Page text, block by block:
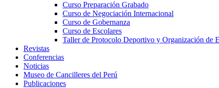
Curso Preparación Grabado
Curso de Negociación Internacional
Curso de Gobernanza
Curso de Escolares
Taller de Protocolo Deportivo y Organización de
Revistas
Conferencias
Noticias
Museo de Cancilleres del Perú
Publicaciones